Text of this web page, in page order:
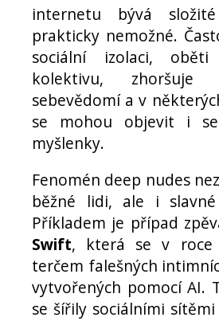
internetu bývá
prakticky nemožné.
sociální izolaci,
kolektivu,
sebevědomí a v
se mohou objevit i
myšlenky.
Fenomén deep nudes
běžné lidi, ale i
Příkladem je případ
Swift, která se v roce
terčem falešných
vytvořených pomocí AI.
se šířily sociálními